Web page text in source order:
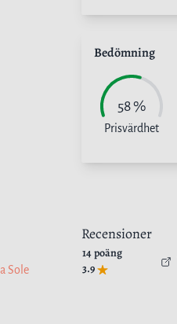
Bedömning
58%
Prisvärdhet
Sole
Recensioner
14poäng
3.9